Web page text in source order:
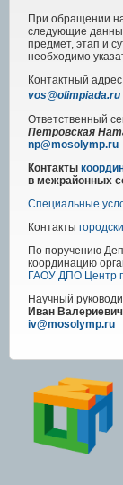
При обращении
следующие
предмет, этап и
необходимо
Контактный адрес
vos@olimpiada.ru
Ответственный
Петровская
np@mosolymp.ru
Контакты
в межрайонных
Специальные
Контакты
По поручению
координацию
ГАОУ ДПО Центр
Научный
Иван
iv@mosolymp.ru